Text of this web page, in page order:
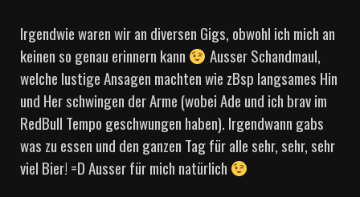
Irgendwie waren wir an diversen Gigs, obwohl ich mich an
keinen so genau erinnern kann
Ausser Schandmaul,
welche lustige Ansagen machten wie zBsp langsames Hin
und Her schwingen der Arme (wobei Ade und ich brav im
RedBull Tempo geschwungen haben). Irgendwann gabs
was zu essen und den ganzen Tag für alle sehr, sehr, sehr
viel Bier! =D Ausser für mich natürlich